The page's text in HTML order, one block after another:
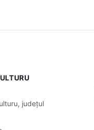
județul